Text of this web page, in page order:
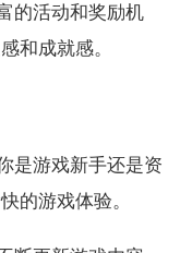
的活动和奖励机
和成就感。
是游戏新手还是资
的游戏体验。